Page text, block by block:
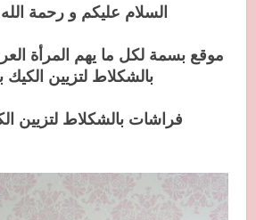
السلام عليكم و رحمة
موقع بسمة لكل ما يهم المرأة
بالشكلاط لتزيين الكيك
فراشات بالشكلاط لتزيين